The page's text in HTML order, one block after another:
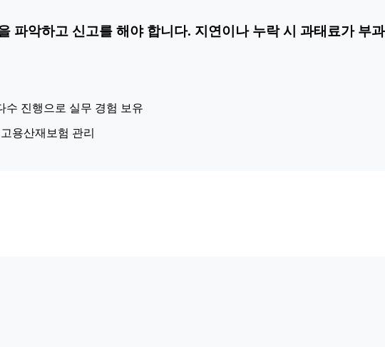
파악하고 신고를 해야 합니다. 지연이나 누락 시 과태료가 부
수 진행으로 실무 경험 보유
용산재보험 관리